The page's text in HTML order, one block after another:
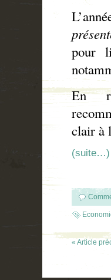
pour
En
clair à
(suite…)
« Article